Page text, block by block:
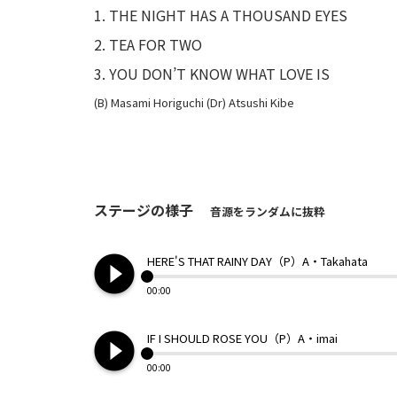
THE NIGHT HAS A THOUSAND EYES
TEA FOR TWO
YOU DON’T KNOW WHAT LOVE IS
(B) Masami Horiguchi (Dr) Atsushi Kibe
ステージの様子 音源をランダムに抜粋
play_circle_filled HERE'S THAT RAINY DAY（P）A・Takahata
00:00
play_circle_filled IF I SHOULD ROSE YOU（P）A・imai
00:00